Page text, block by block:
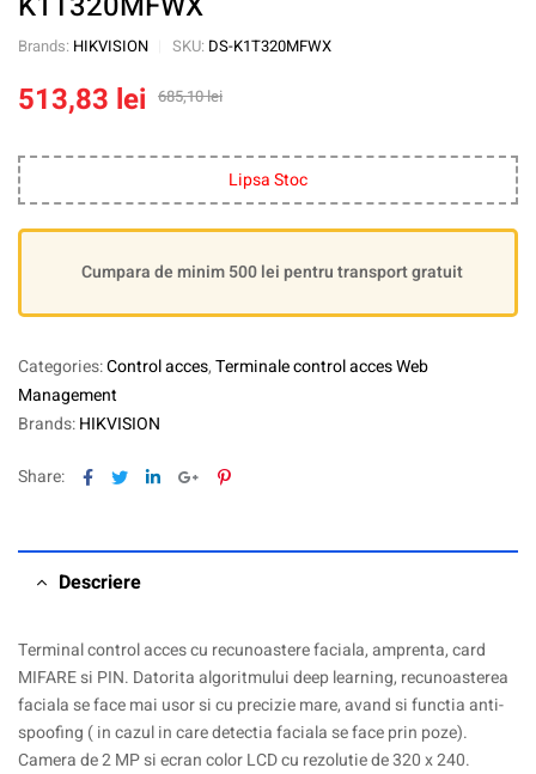
Brands: HIKVISION SKU: DS-K1T320MFWX
685,10lei
513,83 lei
Lipsa Stoc
Cumpara de minim 500 lei pentru transport gratuit
Categories:Control acces,Terminale control acces Web
Management
Brands:HIKVISION
Share: Facebook
TwitterLinkedinGoogle+Pinterest
Descriere
Terminal control acces cu recunoastere faciala, amprenta, card
MIFARE si PIN. Datorita algoritmului deep learning, recunoasterea
faciala se face mai usor si cu precizie mare, avand si functia anti-
spoofing ( in cazul in care detectia faciala se face prin poze).
Camera de 2 MP si ecran color LCD cu rezolutie de 320 x 240.